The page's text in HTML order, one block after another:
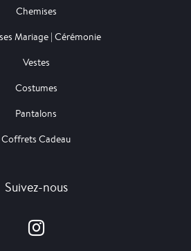
Chemises
Mariage | Cérémonie
Vestes
Costumes
Pantalons
Coffrets Cadeau
Suivez-nous